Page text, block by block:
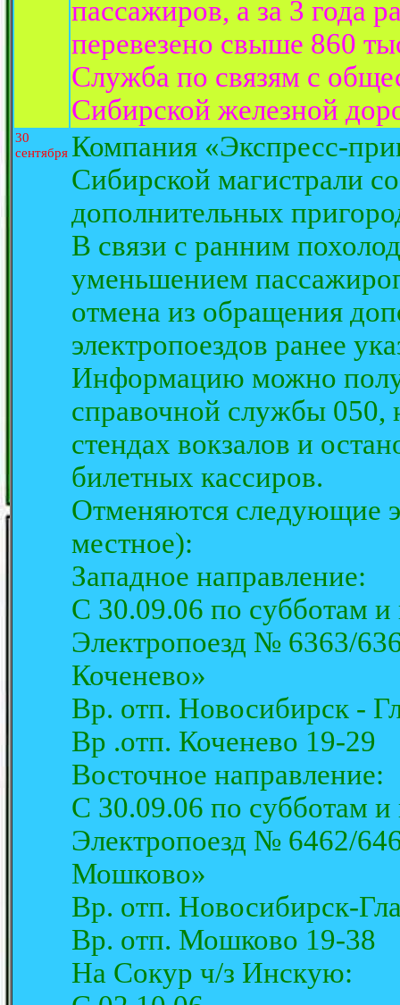
пассажиров, а за 3
перевезено свыше 860
Служба по связям с
Сибирской железной
30
сентября Компания «Экспресс-
Сибирской магистрали
дополнительных
В связи с ранним
уменьшением
отмена из обращения
электропоездов ранее
Информацию можно
справочной службы
стендах вокзалов и
билетных кассиров.
Отменяются следующие
местное):
Западное направление:
С 30.09.06 по субботам и
Электропоезд № 6363/
Коченево»
Вр. отп. Новосибирск -
Вр .отп. Коченево 19-29
Восточное направление:
С 30.09.06 по субботам и
Электропоезд № 6462/
Мошково»
Вр. отп. Новосибирск-
Вр. отп. Мошково 19-38
На Сокур ч/з Инскую: